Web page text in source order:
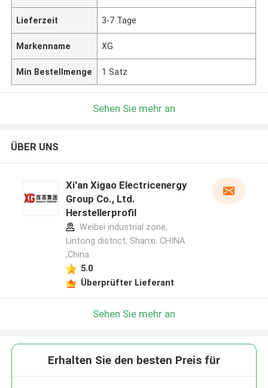
Lieferzeit 3-7 Tage
Markenname XG
Min Bestellmenge 1 Satz
Sehen Sie mehr an
ÜBER UNS
Xi'an Xigao Electricenergy
Group Co., Ltd.
Herstellerprofil
Weibei industrial zone,
Lintong district, Shanxi. CHINA
,China
5.0
Überprüfter Lieferant
Sehen Sie mehr an
Erhalten Sie den besten Preis für